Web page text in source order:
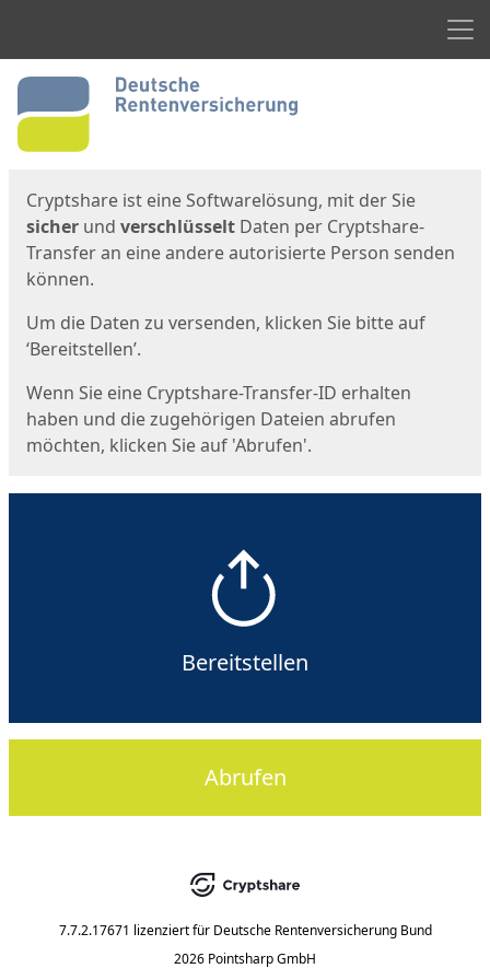
Start
Cryptshare ist eine Softwarelösung, mit der Sie
sicher und verschlüsselt Daten per Cryptshare-
Transfer an eine andere autorisierte Person senden
können.
Um die Daten zu versenden, klicken Sie bitte auf
‘Bereitstellen’.
Wenn Sie eine Cryptshare-Transfer-ID erhalten
haben und die zugehörigen Dateien abrufen
möchten, klicken Sie auf 'Abrufen'.
Bereitstellen
Abrufen
7.7.2.17671 lizenziert für Deutsche Rentenversicherung Bund
2026 Pointsharp GmbH